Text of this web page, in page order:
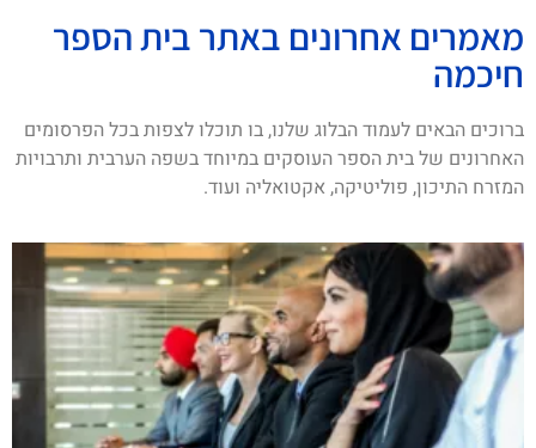
מאמרים אחרונים באתר בית הספר
חיכמה
ברוכים הבאים לעמוד הבלוג שלנו, בו תוכלו לצפות בכל הפרסומים
האחרונים של בית הספר העוסקים במיוחד בשפה הערבית ותרבויות
המזרח התיכון, פוליטיקה, אקטואליה ועוד.